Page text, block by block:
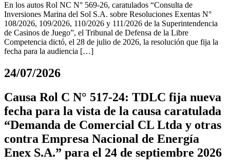
En los autos Rol NC N° 569-26, caratulados “Consulta de
Inversiones Marina del Sol S.A. sobre Resoluciones Exentas N°
108/2026, 109/2026, 110/2026 y 111/2026 de la Superintendencia
de Casinos de Juego”, el Tribunal de Defensa de la Libre
Competencia dictó, el 28 de julio de 2026, la resolución que fija la
fecha para la audiencia […]
24/07/2026
Causa Rol C N° 517-24: TDLC fija nueva
fecha para la vista de la causa caratulada
“Demanda de Comercial CL Ltda y otras
contra Empresa Nacional de Energía
Enex S.A.” para el 24 de septiembre 2026